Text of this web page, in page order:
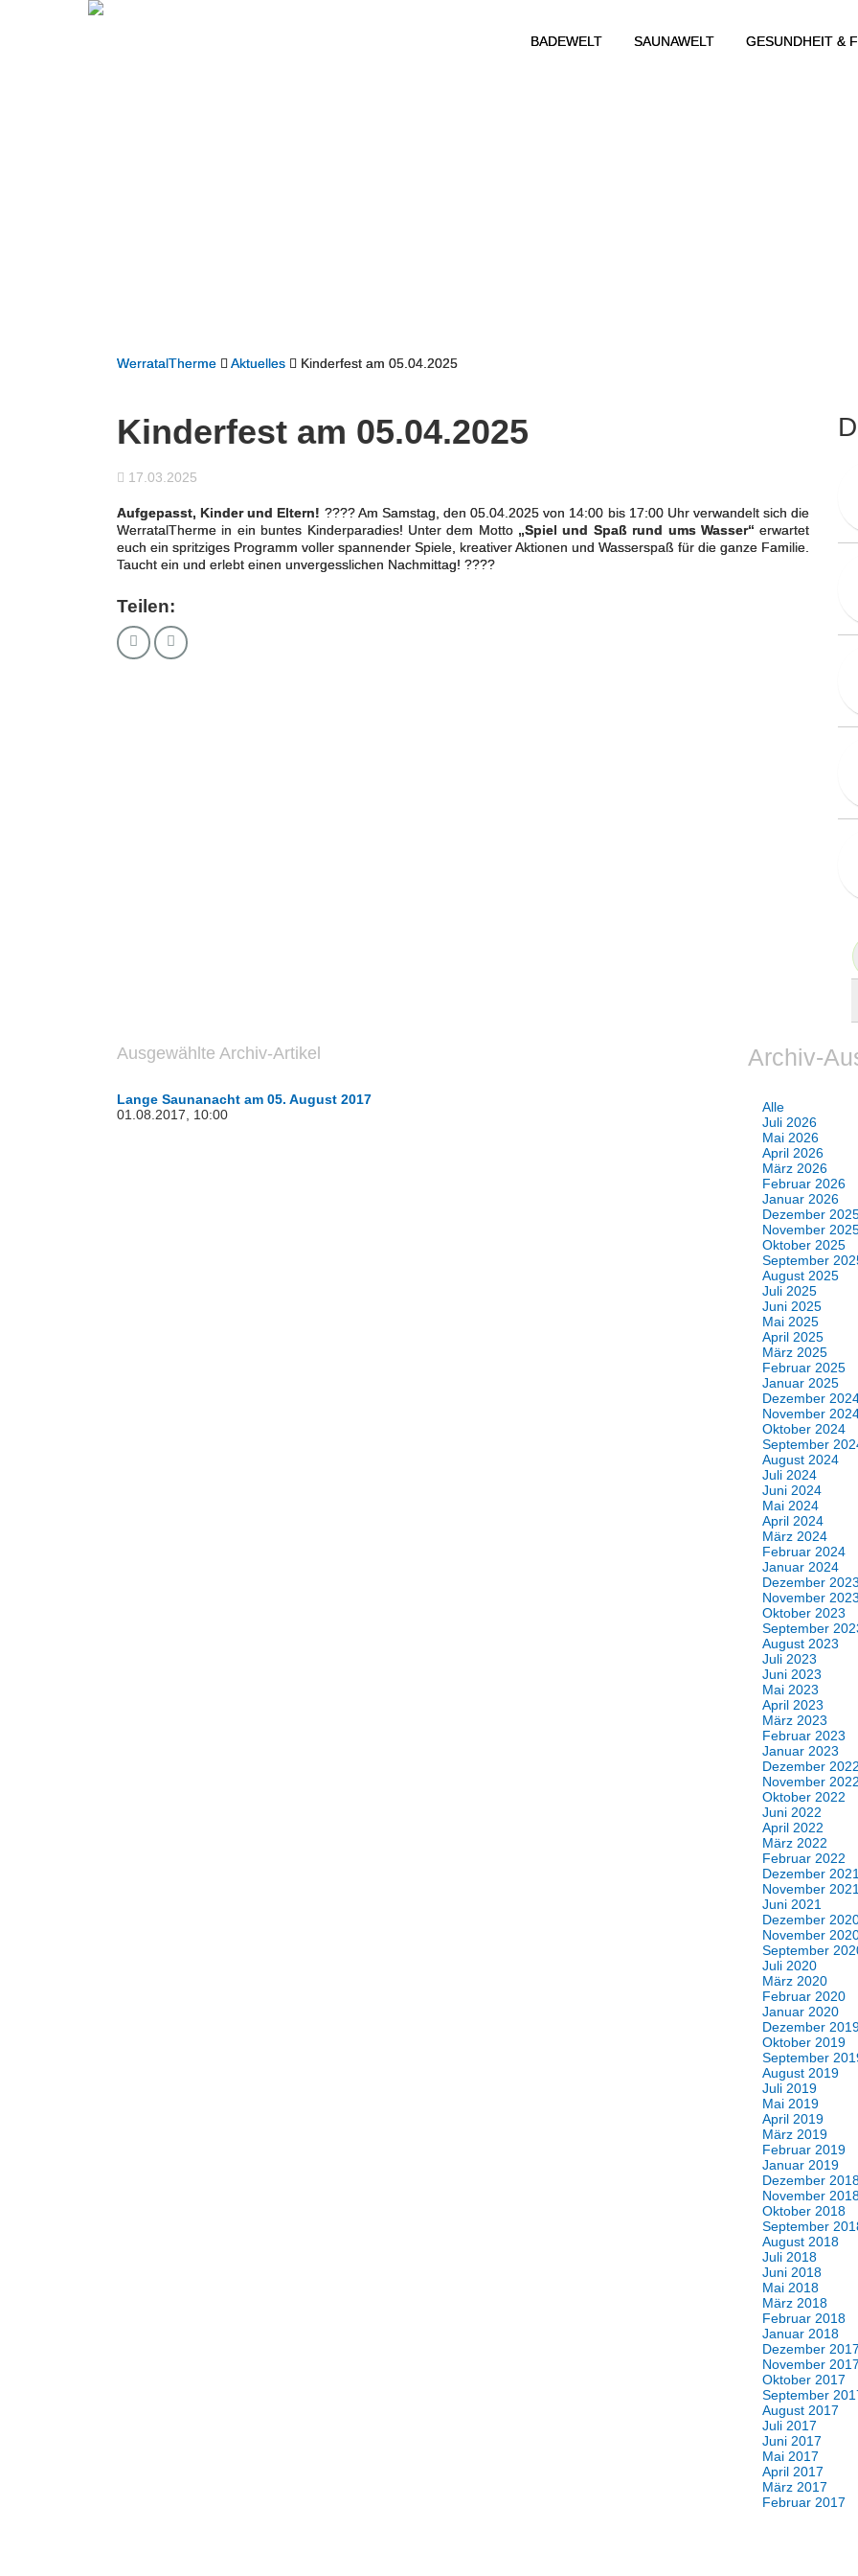
BADEWELT SAUNAWELT GESUNDHEIT &
WerratalTherme Aktuelles Kinderfest am 05.04.2025
Kinderfest am 05.04.2025
17.03.2025
Aufgepasst, Kinder und Eltern! ???? Am Samstag, den 05.04.2025 von 14:00 bis 17:00 Uhr verwandelt sich die
WerratalTherme in ein buntes Kinderparadies! Unter dem Motto „Spiel und Spaß rund ums Wasser“ erwartet
euch ein spritziges Programm voller spannender Spiele, kreativer Aktionen und Wasserspaß für die ganze Familie.
Taucht ein und erlebt einen unvergesslichen Nachmittag! ????
Teilen:
Ausgewählte Archiv-Artikel
Lange Saunanacht am 05. August 2017
01.08.2017, 10:00
Archiv-
Alle
Juli 2026
Mai 2026
April 2026
März 2026
Februar 2026
Januar 2026
Dezember
November
Oktober 2025
September
August 2025
Juli 2025
Juni 2025
Mai 2025
April 2025
März 2025
Februar 2025
Januar 2025
Dezember
November
Oktober 2024
September
August 2024
Juli 2024
Juni 2024
Mai 2024
April 2024
März 2024
Februar 2024
Januar 2024
Dezember 2023
November 2023
Oktober 2023
September
August 2023
Juli 2023
Juni 2023
Mai 2023
April 2023
März 2023
Februar 2023
Januar 2023
Dezember 2022
November 2022
Oktober 2022
Juni 2022
April 2022
März 2022
Februar 2022
Dezember 2021
November 2021
Juni 2021
Dezember
November
September
Juli 2020
März 2020
Februar 2020
Januar 2020
Dezember
Oktober 2019
September
August 2019
Juli 2019
Mai 2019
April 2019
März 2019
Februar 2019
Januar 2019
Dezember
November
Oktober 2018
September
August 2018
Juli 2018
Juni 2018
Mai 2018
März 2018
Februar 2018
Januar 2018
Dezember 2017
November 2017
Oktober 2017
September
August 2017
Juli 2017
Juni 2017
Mai 2017
April 2017
März 2017
Februar 2017